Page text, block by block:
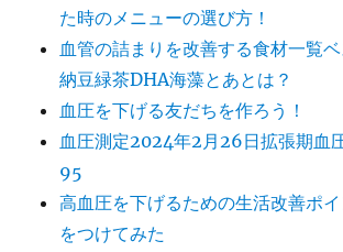
た時のメニューの選び方！
血管の詰まりを改善する食材一覧
納豆緑茶DHA海藻とあとは？
血圧を下げる友だちを作ろう！
血圧測定2024年2月26日拡張期血
95
高血圧を下げるための生活改善ポ
をつけてみた